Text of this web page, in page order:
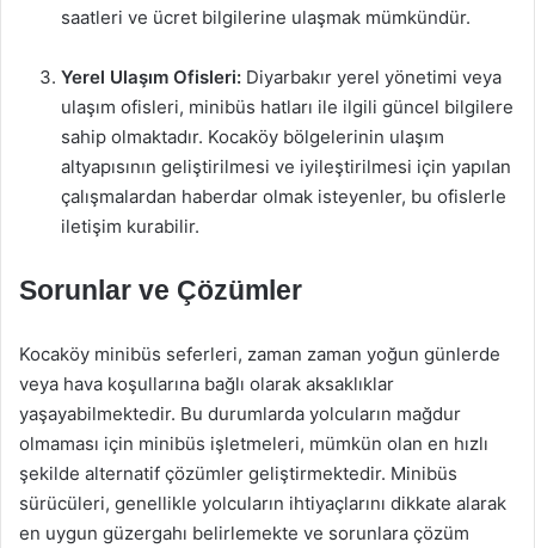
saatleri ve ücret bilgilerine ulaşmak mümkündür.
Yerel Ulaşım Ofisleri: Diyarbakır yerel yönetimi veya
ulaşım ofisleri, minibüs hatları ile ilgili güncel bilgilere
sahip olmaktadır. Kocaköy bölgelerinin ulaşım
altyapısının geliştirilmesi ve iyileştirilmesi için yapılan
çalışmalardan haberdar olmak isteyenler, bu ofislerle
iletişim kurabilir.
Sorunlar ve Çözümler
Kocaköy minibüs seferleri, zaman zaman yoğun günlerde
veya hava koşullarına bağlı olarak aksaklıklar
yaşayabilmektedir. Bu durumlarda yolcuların mağdur
olmaması için minibüs işletmeleri, mümkün olan en hızlı
şekilde alternatif çözümler geliştirmektedir. Minibüs
sürücüleri, genellikle yolcuların ihtiyaçlarını dikkate alarak
en uygun güzergahı belirlemekte ve sorunlara çözüm